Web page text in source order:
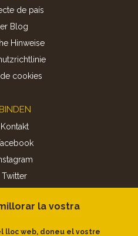
de país
Blog
Hinweise
cookies
Kontakt
Twitter
iOS
la vostra
lloc web, doneu el vostre